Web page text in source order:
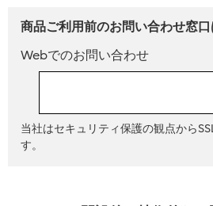
商品ご利用前のお問い合わせ窓口
Webでのお問い合わせ
当社はセキュリティ保護の観点から
す。